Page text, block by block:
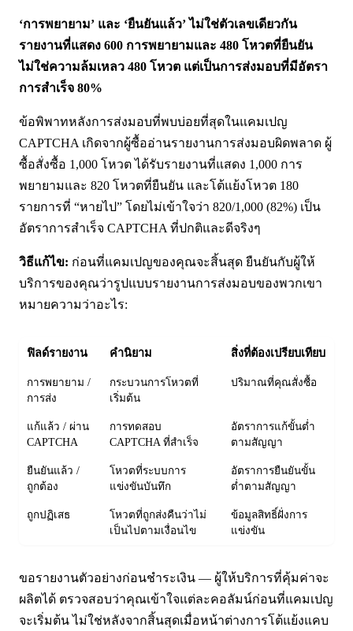
‘การพยายาม’ และ ‘ยืนยันแล้ว’ ไม่ใช่ตัวเลขเดียวกัน
รายงานที่แสดง 600 การพยายามและ 480 โหวตที่ยืนยัน
ไม่ใช่ความล้มเหลว 480 โหวต แต่เป็นการส่งมอบที่มีอัตรา
การสำเร็จ 80%
ข้อพิพาทหลังการส่งมอบที่พบบ่อยที่สุดในแคมเปญ
CAPTCHA เกิดจากผู้ซื้ออ่านรายงานการส่งมอบผิดพลาด ผู้
ซื้อสั่งซื้อ 1,000 โหวต ได้รับรายงานที่แสดง 1,000 การ
พยายามและ 820 โหวตที่ยืนยัน และโต้แย้งโหวต 180
รายการที่ “หายไป” โดยไม่เข้าใจว่า 820/1,000 (82%) เป็น
อัตราการสำเร็จ CAPTCHA ที่ปกติและดีจริงๆ
วิธีแก้ไข: ก่อนที่แคมเปญของคุณจะสิ้นสุด ยืนยันกับผู้ให้
บริการของคุณว่ารูปแบบรายงานการส่งมอบของพวกเขา
หมายความว่าอะไร:
ฟิลด์รายงาน คำนิยาม สิ่งที่ต้องเปรียบเทียบ
การพยายาม /
การส่ง
กระบวนการโหวตที่
เริ่มต้น
ปริมาณที่คุณสั่งซื้อ
แก้แล้ว / ผ่าน
CAPTCHA
การทดสอบ
CAPTCHA ที่สำเร็จ
อัตราการแก้ขั้นต่ำ
ตามสัญญา
ยืนยันแล้ว /
ถูกต้อง
โหวตที่ระบบการ
แข่งขันบันทึก
อัตราการยืนยันขั้น
ต่ำตามสัญญา
ถูกปฏิเสธ
โหวตที่ถูกส่งคืนว่าไม่
เป็นไปตามเงื่อนไข
ข้อมูลสิทธิ์ฝั่งการ
แข่งขัน
ขอรายงานตัวอย่างก่อนชำระเงิน — ผู้ให้บริการที่คุ้มค่าจะ
ผลิตได้ ตรวจสอบว่าคุณเข้าใจแต่ละคอลัมน์ก่อนที่แคมเปญ
จะเริ่มต้น ไม่ใช่หลังจากสิ้นสุดเมื่อหน้าต่างการโต้แย้งแคบ